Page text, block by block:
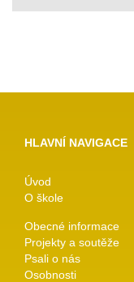
HLAVNÍ NAVIGACE
Úvod
O škole
Obecné informace
Projekty a soutěže
Psali o nás
Osobnosti